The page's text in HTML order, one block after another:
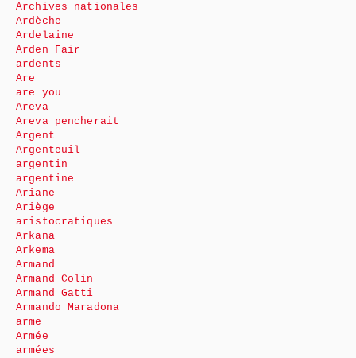
Archives nationales
Ardèche
Ardelaine
Arden Fair
ardents
Are
are you
Areva
Areva pencherait
Argent
Argenteuil
argentin
argentine
Ariane
Ariège
aristocratiques
Arkana
Arkema
Armand
Armand Colin
Armand Gatti
Armando Maradona
arme
Armée
armées